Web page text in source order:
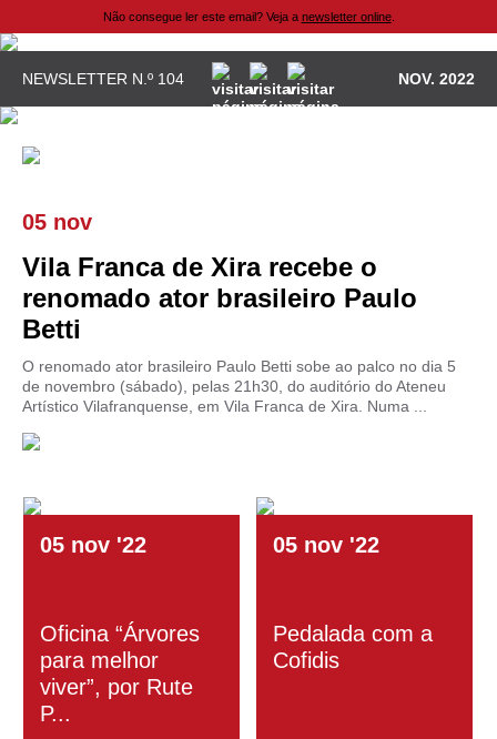
Não consegue ler este email? Veja a newsletter online.
NEWSLETTER N.º 104 NOV. 2022
05 nov
Vila Franca de Xira recebe o
renomado ator brasileiro Paulo
Betti
O renomado ator brasileiro Paulo Betti sobe ao palco no dia 5
de novembro (sábado), pelas 21h30, do auditório do Ateneu
Artístico Vilafranquense, em Vila Franca de Xira. Numa ...
05 nov '22
Oficina “Árvores
para melhor
viver”, por Rute
P...
05 nov '22
Pedalada com a
Cofidis